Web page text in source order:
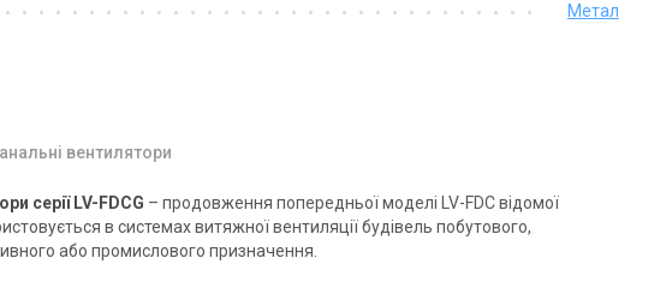
Метал
вентилятори
серії LV-FDCG – продовження попередньої моделі LV-FDC відомої
в системах витяжної вентиляції будівель побутового,
або промислового призначення.